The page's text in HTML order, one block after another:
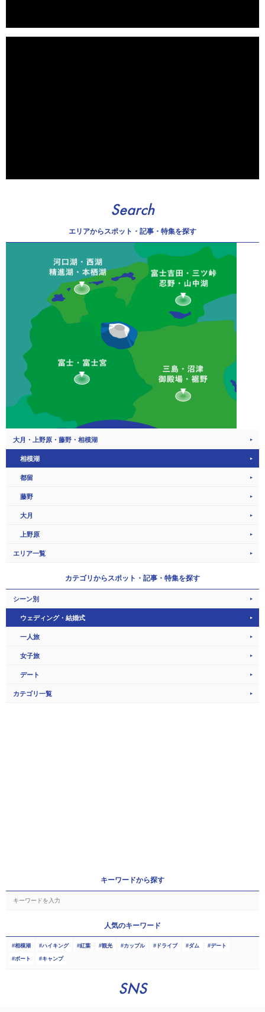
Search
エリアからスポット・記事・特集を探す
大月・上野原・藤野・相模湖
相模湖
都留
藤野
大月
上野原
エリア一覧
カテゴリからスポット・記事・特集を探す
シーン別
ウェディング・結婚式
一人旅
女子旅
デート
カテゴリ一覧
キーワードから探す
人気のキーワード
相模湖 ハイキング 紅葉 観光 カップル ドライブ ダム デート
ボート キャンプ
SNS